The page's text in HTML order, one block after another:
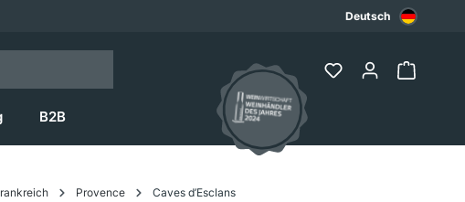
Deutsch
B2B
Provence Caves d’Esclans